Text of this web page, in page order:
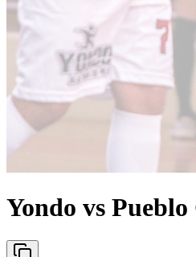
Yondo vs Pueblo